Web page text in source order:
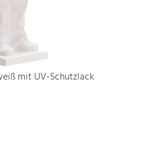
mit UV-Schutzlack